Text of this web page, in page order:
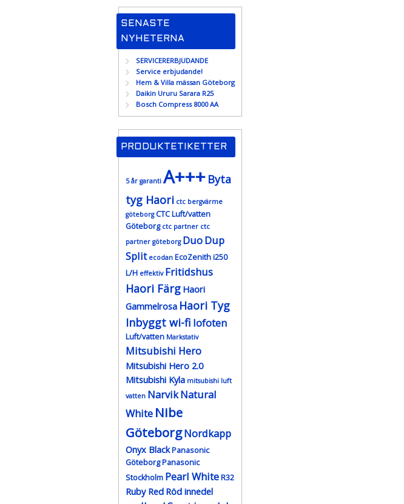
SENASTE
NYHETERNA
SERVICERERBJUDANDE
Service erbjudande!
Hem & Villa mässan Göteborg
Daikin Ururu Sarara R25
Bosch Compress 8000 AA
PRODUKTETIKETTER
5 år garanti A+++ Byta
tyg Haori ctc bergvärme
göteborg CTC Luft/vatten
Göteborg ctc partner ctc
partner göteborg DuoDup
Split ecodan EcoZenith i250
L/H effektiv Fritidshus
Haori Färg Haori
Gammelrosa Haori Tyg
Inbyggt wi-fi lofoten
Luft/vatten Markstativ
Mitsubishi Hero
Mitsubishi Hero 2.0
Mitsubishi Kyla mitsubishi luft
vatten NarvikNatural
White Nibe
GöteborgNordkapp
Onyx Black Panasonic
Göteborg Panasonic
Stockholm Pearl White R32
Ruby Red Röd innedel